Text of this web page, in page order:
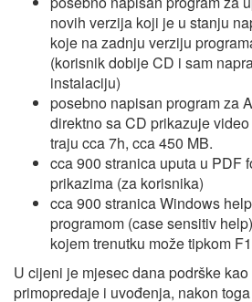
novih verzija koji je u stanju
koje na zadnju verziju
(korisnik dobije CD i sam
instalaciju)
posebno napisan program za
direktno sa CD prikazuje
traju cca 7h, cca 450 MB.
cca 900 stranica uputa u PDF
prikazima (za korisnika)
cca 900 stranica Windows
programom (case sensitiv
kojem trenutku može tipkom
U cijeni je mjesec dana podrške
primopredaje i uvođenja, nakon